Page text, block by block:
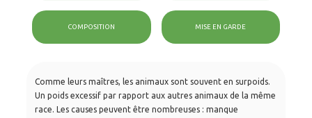
COMPOSITION MISE EN GARDE
Comme leurs maîtres, les animaux sont souvent en surpoids.
Un poids excessif par rapport aux autres animaux de la même
race. Les causes peuvent être nombreuses : manque